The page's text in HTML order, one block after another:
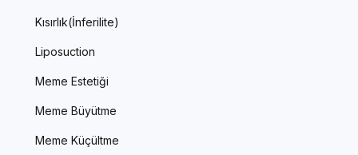
Kısırlık(İnferilite)
Liposuction
Meme Estetiği
Meme Büyütme
Meme Küçültme